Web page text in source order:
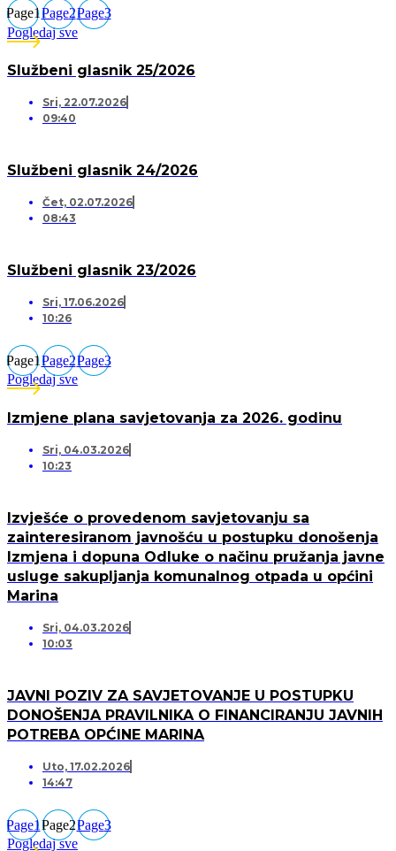
Page1Page2Page3
Pogledaj sve
Službeni glasnik 25/2026
Sri, 22.07.2026
09:40
Službeni glasnik 24/2026
Čet, 02.07.2026
08:43
Službeni glasnik 23/2026
Sri, 17.06.2026
10:26
Page1Page2Page3
Pogledaj sve
Izmjene plana savjetovanja za 2026. godinu
Sri, 04.03.2026
10:23
Izvješće o provedenom savjetovanju sa
zainteresiranom javnošću u postupku donošenja
Izmjena i dopuna Odluke o načinu pružanja javne
usluge sakupljanja komunalnog otpada u općini
Marina
Sri, 04.03.2026
10:03
JAVNI POZIV ZA SAVJETOVANJE U POSTUPKU
DONOŠENJA PRAVILNIKA O FINANCIRANJU JAVNIH
POTREBA OPĆINE MARINA
Uto, 17.02.2026
14:47
Page1Page2Page3
Pogledaj sve